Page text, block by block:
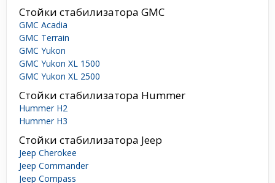
Стойки стабилизатора GMC
GMC Acadia
GMC Terrain
GMC Yukon
GMC Yukon XL 1500
GMC Yukon XL 2500
Стойки стабилизатора Hummer
Hummer H2
Hummer H3
Стойки стабилизатора Jeep
Jeep Cherokee
Jeep Commander
Jeep Compass